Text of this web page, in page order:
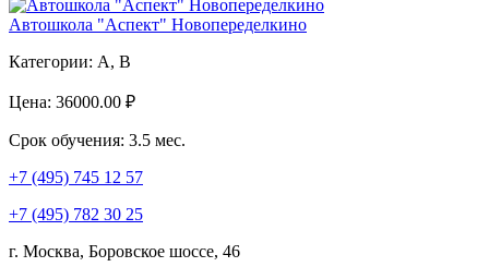
Автошкола "Аспект" Новопеределкино
Категории: A, B
Цена: 36000.00 ₽
Срок обучения: 3.5 мес.
+7 (495) 745 12 57
+7 (495) 782 30 25
г. Москва, Боровское шоссе, 46